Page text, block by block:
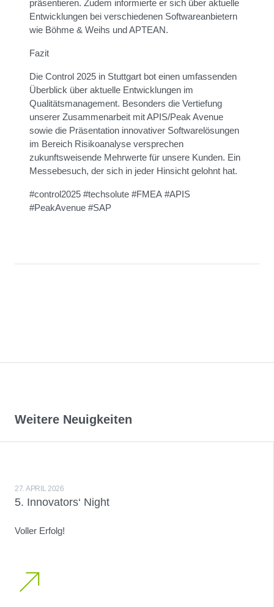
präsentieren. Zudem informierte er sich über aktuelle
Entwicklungen bei verschiedenen Softwareanbietern
wie Böhme & Weihs und APTEAN.
Fazit
Die Control 2025 in Stuttgart bot einen umfassenden
Überblick über aktuelle Entwicklungen im
Qualitätsmanagement. Besonders die Vertiefung
unserer Zusammenarbeit mit APIS/Peak Avenue
sowie die Präsentation innovativer Softwarelösungen
im Bereich Risikoanalyse versprechen
zukunftsweisende Mehrwerte für unsere Kunden. Ein
Messebesuch, der sich in jeder Hinsicht gelohnt hat.
#control2025 #techsolute #FMEA #APIS
#PeakAvenue #SAP
Weitere Neuigkeiten
27. APRIL 2026
5. Innovators‘ Night
Voller Erfolg!